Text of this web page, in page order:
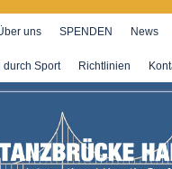
uns SPENDEN News
durch Sport Richtlinien